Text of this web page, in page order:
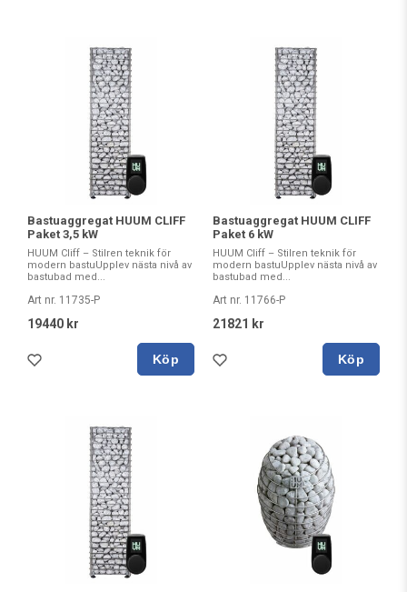
Bastuaggregat HUUM CLIFF
Paket 3,5 kW
HUUM Cliff – Stilren teknik för
modern bastuUpplev nästa nivå av
bastubad med...
Art nr. 11735-P
19440 kr
Köp
Bastuaggregat HUUM CLIFF
Paket 6 kW
HUUM Cliff – Stilren teknik för
modern bastuUpplev nästa nivå av
bastubad med...
Art nr. 11766-P
21821 kr
Köp